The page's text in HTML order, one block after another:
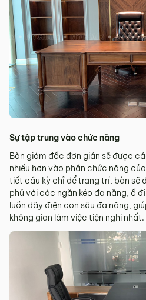
Sự tập trung vào chức năng
Bàn giám đốc đơn giản sẽ được
nhiều hơn vào phần chức năng
tiết cầu kỳ chỉ để trang trí, bàn sẽ
phủ với các ngăn kéo đa năng, ổ
luồn dây điện con sâu đa năng,
không gian làm việc tiện nghi nhất.